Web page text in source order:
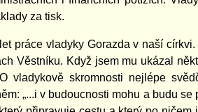
za tisk.
práce vladyky Gorazda v naší
Věstníku. Když jsem mu ukázal
vladykově skromnosti nejlépe
„...i v budoucnosti mohu a budu